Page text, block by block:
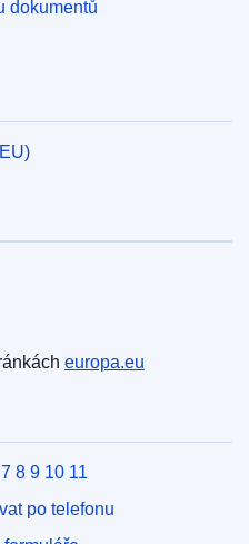
dokumentů
europa.eu
8 9 10 11
po telefonu